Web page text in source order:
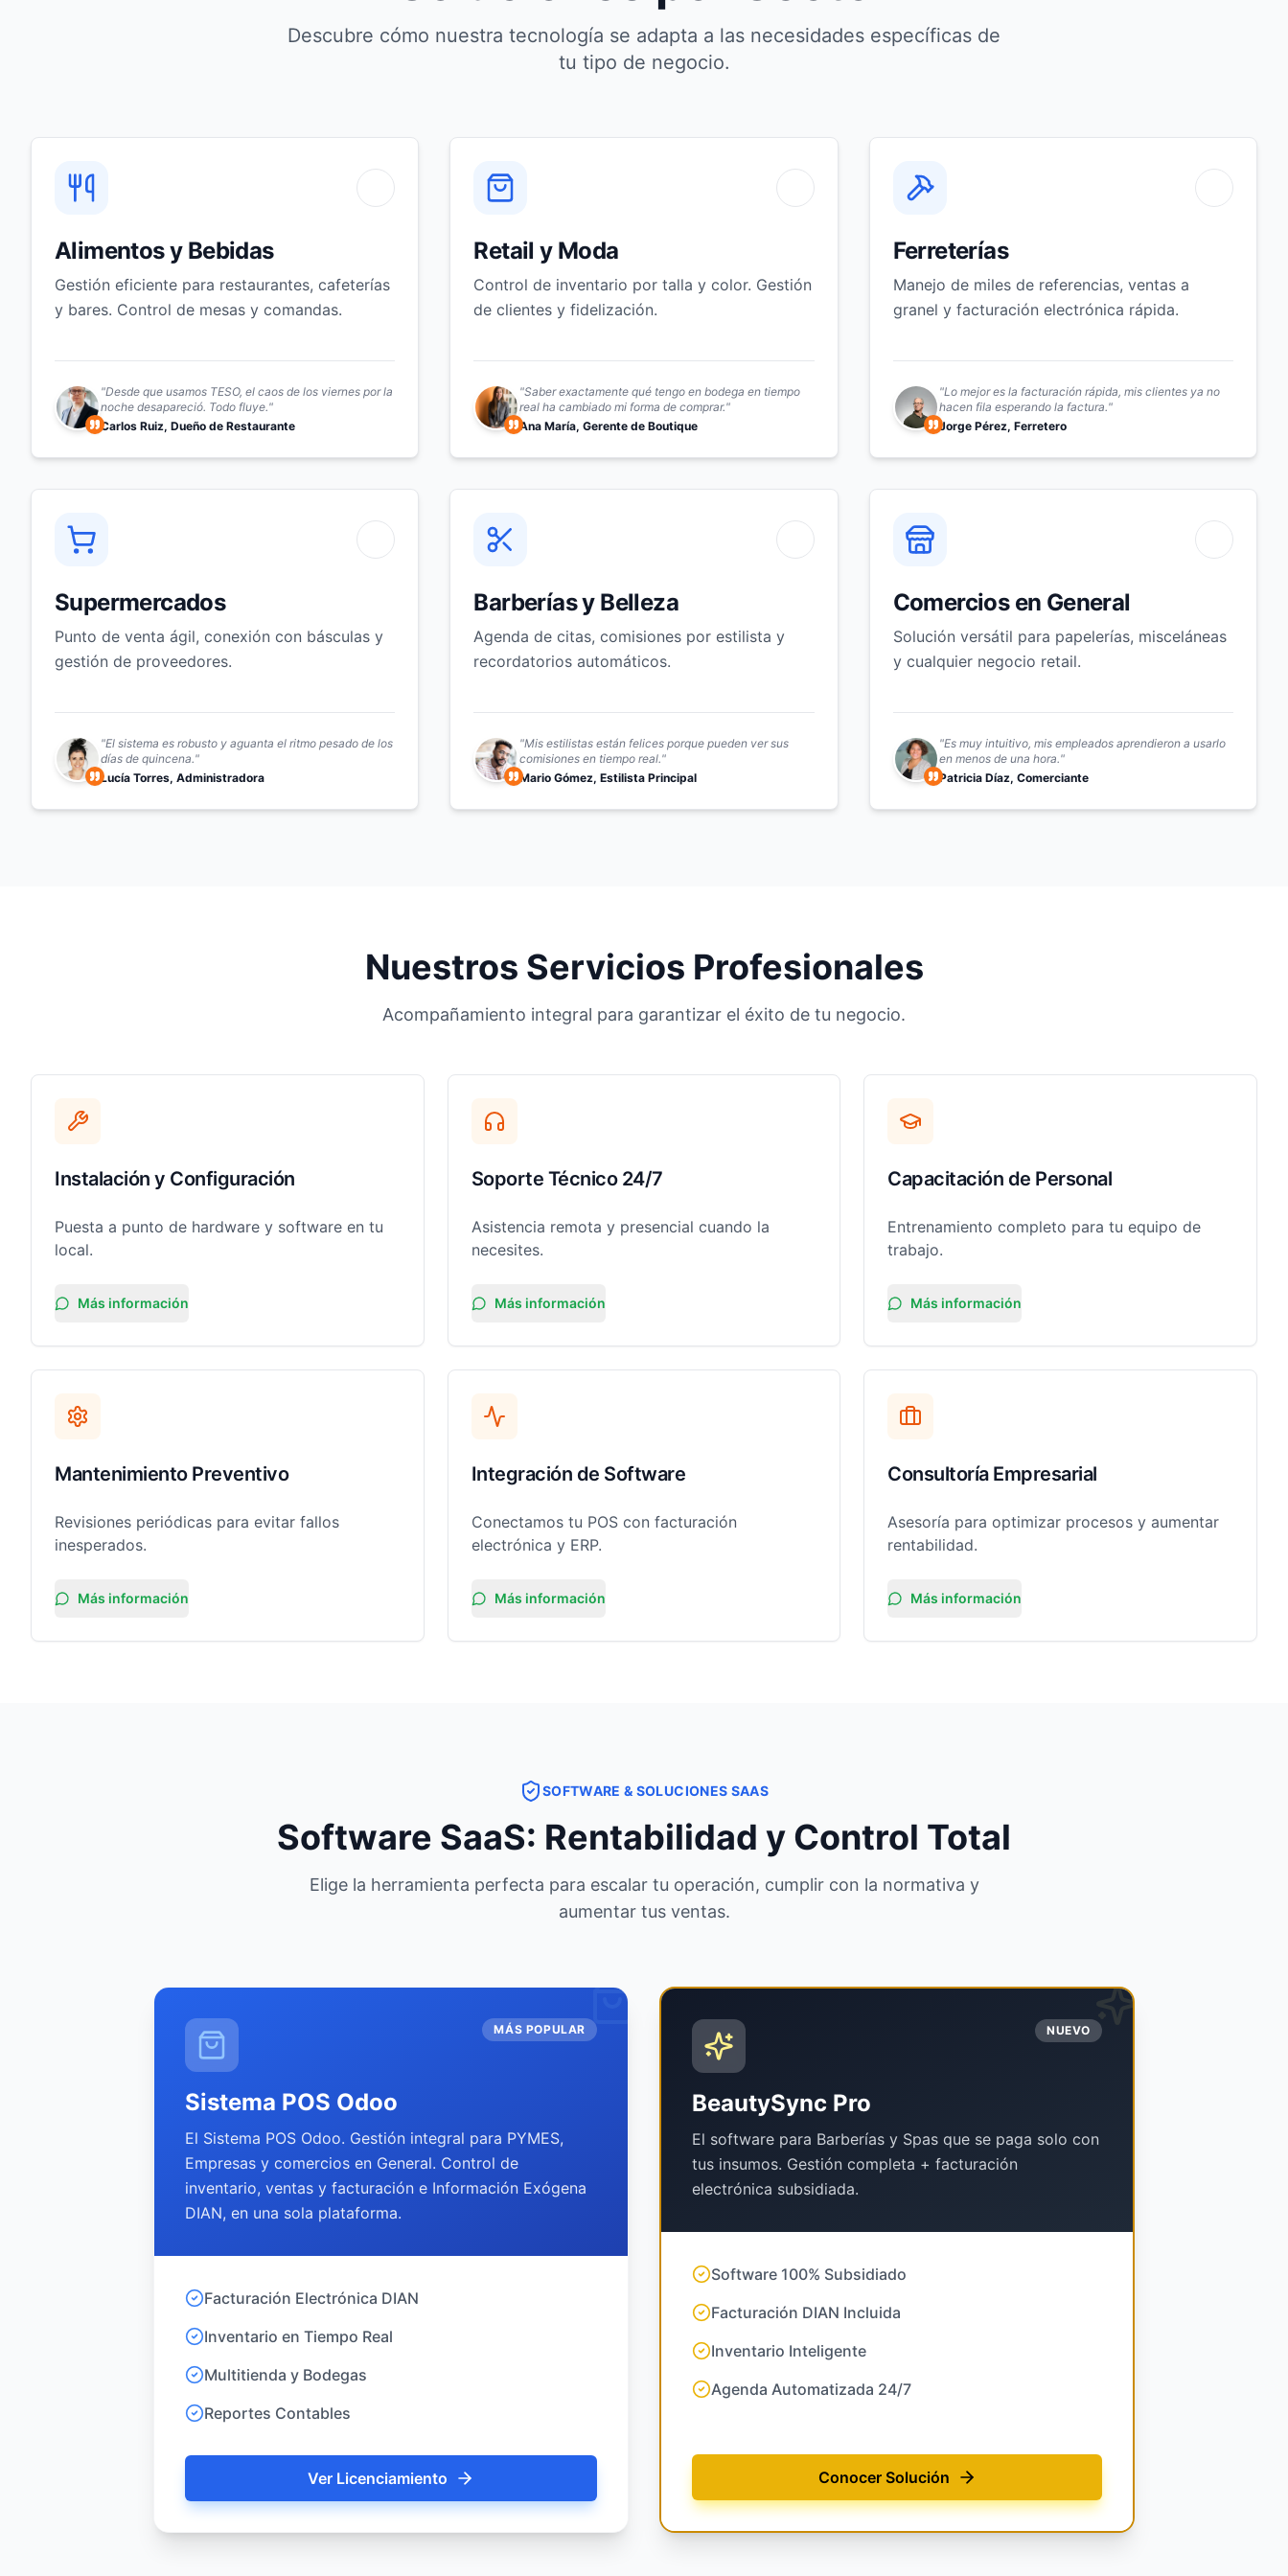
Descubre cómo nuestra tecnología se adapta a las necesidades específicas de
tu tipo de negocio.
Alimentos y Bebidas
Gestión eficiente para restaurantes, cafeterías
y bares. Control de mesas y comandas.
"Desde que usamos TESO, el caos de los viernes por la
noche desapareció. Todo fluye."
Carlos Ruiz, Dueño de Restaurante
Retail y Moda
Control de inventario por talla y color. Gestión
de clientes y fidelización.
"Saber exactamente qué tengo en bodega en tiempo
real ha cambiado mi forma de comprar."
Ana María, Gerente de Boutique
Ferreterías
Manejo de miles de referencias, ventas a
granel y facturación electrónica rápida.
"Lo mejor es la facturación rápida, mis clientes ya no
hacen fila esperando la factura."
Jorge Pérez, Ferretero
Supermercados
Punto de venta ágil, conexión con básculas y
gestión de proveedores.
"El sistema es robusto y aguanta el ritmo pesado de los
días de quincena."
Lucía Torres, Administradora
Barberías y Belleza
Agenda de citas, comisiones por estilista y
recordatorios automáticos.
"Mis estilistas están felices porque pueden ver sus
comisiones en tiempo real."
Mario Gómez, Estilista Principal
Comercios en General
Solución versátil para papelerías, misceláneas
y cualquier negocio retail.
"Es muy intuitivo, mis empleados aprendieron a usarlo
en menos de una hora."
Patricia Díaz, Comerciante
Nuestros Servicios Profesionales
Acompañamiento integral para garantizar el éxito de tu negocio.
Instalación y Configuración
Puesta a punto de hardware y software en tu
local.
Más información
Soporte Técnico 24/7
Asistencia remota y presencial cuando la
necesites.
Más información
Capacitación de Personal
Entrenamiento completo para tu equipo de
trabajo.
Más información
Mantenimiento Preventivo
Revisiones periódicas para evitar fallos
inesperados.
Más información
Integración de Software
Conectamos tu POS con facturación
electrónica y ERP.
Más información
Consultoría Empresarial
Asesoría para optimizar procesos y aumentar
rentabilidad.
Más información
SOFTWARE & SOLUCIONES SAAS
Software SaaS: Rentabilidad y Control Total
Elige la herramienta perfecta para escalar tu operación, cumplir con la normativa y
aumentar tus ventas.
MÁS POPULAR
Sistema POS Odoo
El Sistema POS Odoo. Gestión integral para PYMES,
Empresas y comercios en General. Control de
inventario, ventas y facturación e Información Exógena
DIAN, en una sola plataforma.
Facturación Electrónica DIAN
Inventario en Tiempo Real
Multitienda y Bodegas
Reportes Contables
Ver Licenciamiento
NUEVO
BeautySync Pro
El software para Barberías y Spas que se paga solo con
tus insumos. Gestión completa + facturación
electrónica subsidiada.
Software 100% Subsidiado
Facturación DIAN Incluida
Inventario Inteligente
Agenda Automatizada 24/7
Conocer Solución